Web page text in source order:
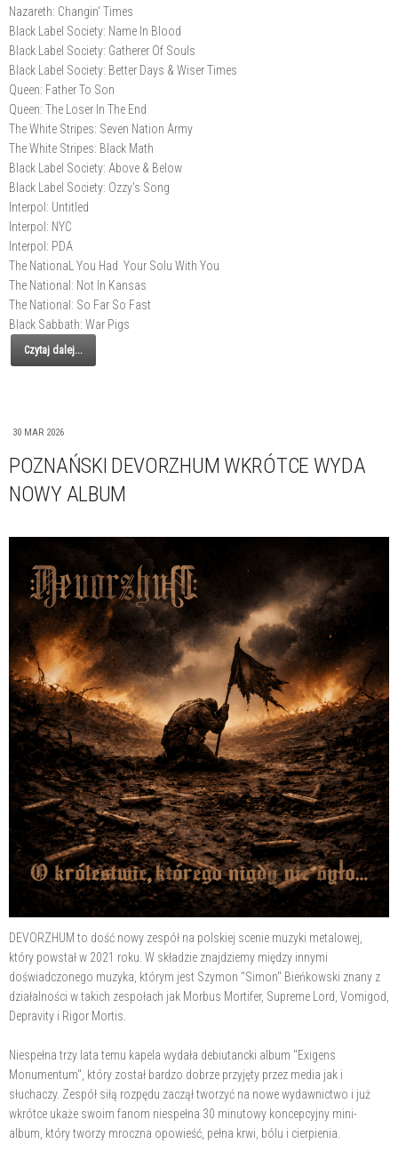
Nazareth: Changin' Times
Black Label Society: Name In Blood
Black Label Society: Gatherer Of Souls
Black Label Society: Better Days & Wiser Times
Queen: Father To Son
Queen: The Loser In The End
The White Stripes: Seven Nation Army
The White Stripes: Black Math
Black Label Society: Above & Below
Black Label Society: Ozzy's Song
Interpol: Untitled
Interpol: NYC
Interpol: PDA
The NationaL You Had Your Solu With You
The National: Not In Kansas
The National: So Far So Fast
Black Sabbath: War Pigs
Czytaj dalej...
30 MAR 2026
POZNAŃSKI DEVORZHUM WKRÓTCE WYDA
NOWY ALBUM
DEVORZHUM to dość nowy zespół na polskiej scenie muzyki metalowej,
który powstał w 2021 roku. W składzie znajdziemy między innymi
doświadczonego muzyka, którym jest Szymon "Simon" Bieńkowski znany z
działalności w takich zespołach jak Morbus Mortifer, Supreme Lord, Vomigod,
Depravity i Rigor Mortis.
Niespełna trzy lata temu kapela wydała debiutancki album "Exigens
Monumentum", który został bardzo dobrze przyjęty przez media jak i
słuchaczy. Zespół siłą rozpędu zaczął tworzyć na nowe wydawnictwo i już
wkrótce ukaże swoim fanom niespełna 30 minutowy koncepcyjny mini-
album, który tworzy mroczna opowieść, pełna krwi, bólu i cierpienia.